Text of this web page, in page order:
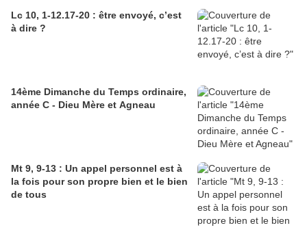
Lc 10, 1-12.17-20 : être envoyé, c’est
à dire ?
14ème Dimanche du Temps ordinaire,
année C - Dieu Mère et Agneau
Mt 9, 9-13 : Un appel personnel est à
la fois pour son propre bien et le bien
de tous